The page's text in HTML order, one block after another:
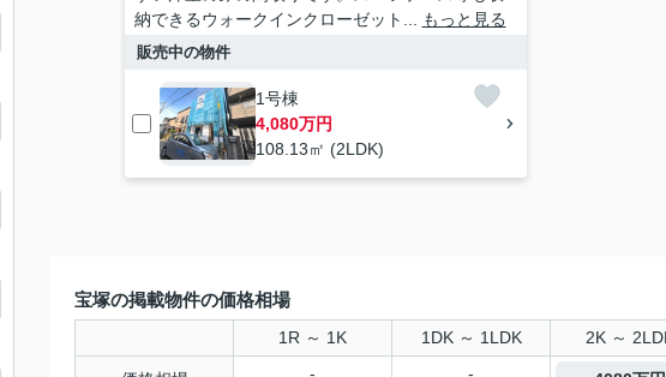
納できるウォークインクローゼット...
もっと見る
販売中の物件
1号棟
4,080万円
108.13㎡ (2LDK)
宝塚の掲載物件の価格相場
1R ～ 1K 1DK ～ 1LDK 2K ～